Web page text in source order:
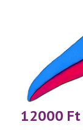
12000 Ft